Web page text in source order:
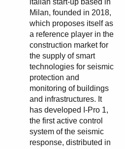
italian start-up based in
Milan, founded in 2018,
which proposes itself as
a reference player in the
construction market for
the supply of smart
technologies for seismic
protection and
monitoring of buildings
and infrastructures. It
has developed I-Pro 1,
the first active control
system of the seismic
response, distributed in